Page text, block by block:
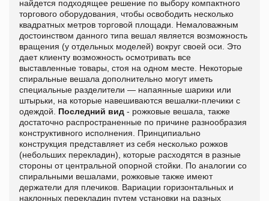
найдется подходящее решение по выбору компактного
торгового оборудования, чтобы освободить несколько
квадратных метров торговой площади. Немаловажным
достоинством данного типа вешал является возможность
вращения (у отдельных моделей) вокруг своей оси. Это
дает клиенту возможность осмотривать все
выставленные товары, стоя на одном месте. Некоторые
спиральные вешала дополнительно могут иметь
специальные разделители — напаянные шарики или
штырьки, на которые навешиваются вешалки-плечики с
одеждой. Последний вид - рожковые вешала, также
достаточно распространенные по причине разнообразия
конструктивного исполнения. Принципиально
конструкция представляет из себя несколько рожков
(небольших перекладин), которые расходятся в разные
стороны от центральной опорной стойки. По аналогии со
спиральными вешалами, рожковые также имеют
держатели для плечиков. Вариации горизонтальных и
наклонных перекладин путем установки на разных